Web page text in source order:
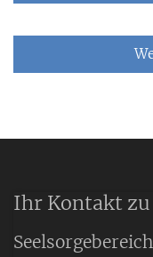
Ihr Kontakt zu